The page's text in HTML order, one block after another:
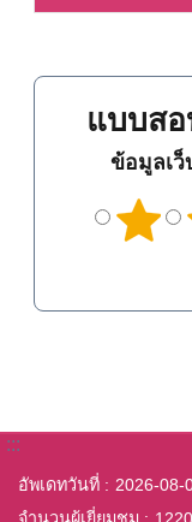
แบบส
ข้อมูลเว็
:::
อัพเดทวันที่
2026-08-